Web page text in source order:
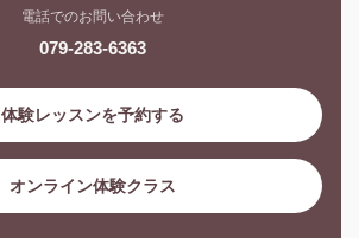
電話でのお問い合わせ
079-283-6363
体験レッスンを予約する
オンライン体験クラス